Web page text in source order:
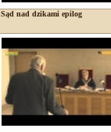
Sąd nad dzikami epilog